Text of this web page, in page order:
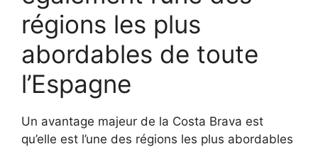
régions les plus
abordables de toute
l’Espagne
Un avantage majeur de la Costa Brava est
qu’elle est l’une des régions les plus abordables